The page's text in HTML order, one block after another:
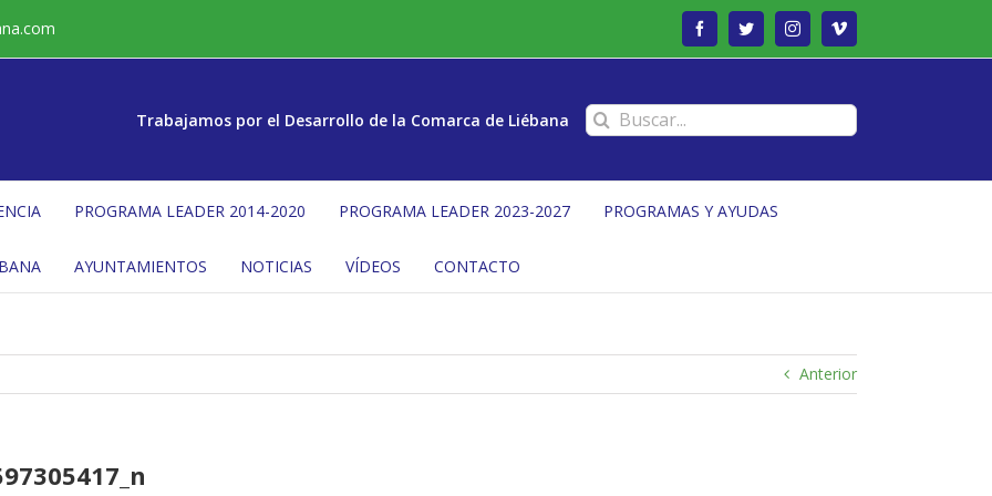
FacebookTwitterInstagramVimeo
Trabajamos por el Desarrollo de la Comarca de Liébana Buscar:
PROGRAMA LEADER 2014-2020 PROGRAMA LEADER 2023-2027 PROGRAMAS Y AYUDAS
AYUNTAMIENTOS NOTICIAS VÍDEOS CONTACTO
Anterior